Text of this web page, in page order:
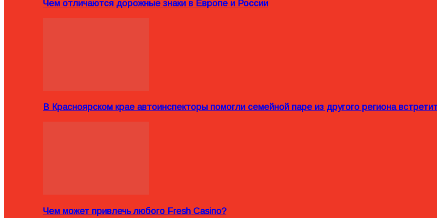
Чем отличаются дорожные знаки в Европе и России
В Красноярском крае автоинспекторы помогли семейной паре из другого региона
Чем может привлечь любого Fresh Casino?